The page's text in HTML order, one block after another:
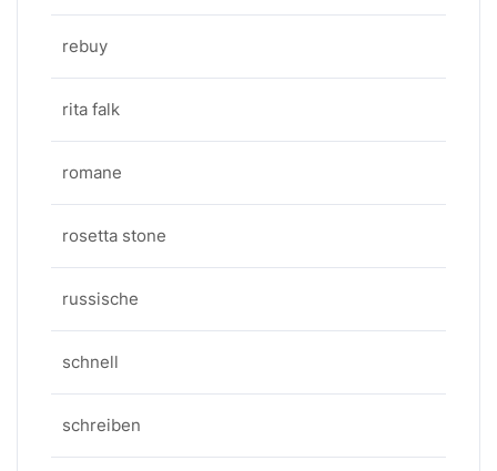
rebuy
rita falk
romane
rosetta stone
russische
schnell
schreiben